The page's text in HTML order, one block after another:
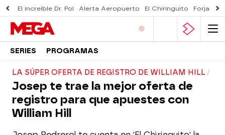
El increíble Dr. Pol Alerta Aeropuerto El Chiringuito Forjado
SERIES PROGRAMAS
LA SÚPER OFERTA DE REGISTRO DE WILLIAM HILL
Josep te trae la mejor oferta de
registro para que apuestes con
William Hill